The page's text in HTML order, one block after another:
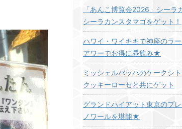
「あんこ博覧会2026」シーラ
シーラカンスタマゴをゲット！
ハワイ・ワイキキで神座のラ
アワーでお得に昼飲み★
ミッシェルバッハのケークシ
クッキーローゼと共にゲット
グランドハイアット東京のプ
ノワールを堪能★